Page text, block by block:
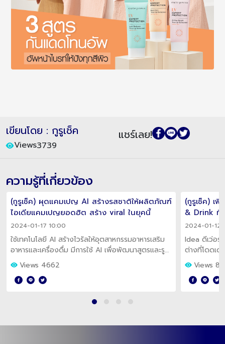
เขียนโดย : กูรูเช็ค
Views3739
แชร์เลย!
ความรู้ที่เกี่ยวข้อง
(กูรูเช็ค) ผุดแคมเปญ AI สร้างรสชาติให้ผลิตภัณฑ์
ไอเดียแคมเปญยอดฮิต สร้าง viral ในยุคนี้
2024-01-17 10:00
ใช้เทคโนโลยี AI สร้างไวรัลให้อุตสาหกรรมอาหารเสริม
อาหารและเครื่องดื่ม มีการใช้ AI เพื่อพัฒนาสูตรและรูป
แบบผลิตภัณฑ์ รวมทั้งสร้างสรรค์รสชาติใหม่ๆ ขึ้นมาได้
Views 4662
(กูรูเช็ค) เ
& Drink ที่เ
สุขภาพ
2024-01-12
Idea ดีเว่อร์
ต่างที่โดดเด่
ต้องคำนึงถึ
Views